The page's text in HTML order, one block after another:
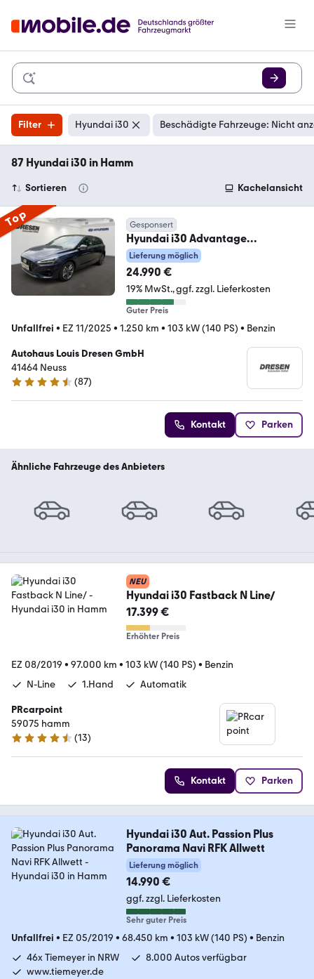
Filter Hyundai i30 Beschädigte Fahrzeuge: Nicht
87 Hyundai i30 in Hamm
Sortieren Kachelansicht
Top Gesponsert
Hyundai i30 Advantage
Automatik+Panorama+Navi+Kam
era+Si
Lieferung möglich
24.990 €
19% MwSt. ggf. zzgl. Lieferkosten
Guter Preis
Unfallfrei • EZ 11/2025 • 1.250 km • 103 kW (140 PS) • Benzin
Autohaus Louis Dresen GmbH
41464 Neuss
4.3 Sterne
(87)
Kontakt Parken
Ähnliche Fahrzeuge des Anbieters
NEU
Hyundai i30 Fastback N Line/
17.399 €
Erhöhter Preis
EZ 08/2019 • 97.000 km • 103 kW (140 PS) • Benzin
N-Line
1.Hand Automatik
PRcarpoint
59075 hamm
4.5 Sterne
(13)
Kontakt Parken
Hyundai i30 Aut. Passion Plus
Panorama Navi RFK Allwett
Lieferung möglich
14.990 €
ggf. zzgl. Lieferkosten
Sehr guter Preis
Unfallfrei • EZ 05/2019 • 68.450 km • 103 kW (140 PS) • Benzin
46x Tiemeyer in NRW
8.000 Autos verfügbar
www.tiemeyer.de